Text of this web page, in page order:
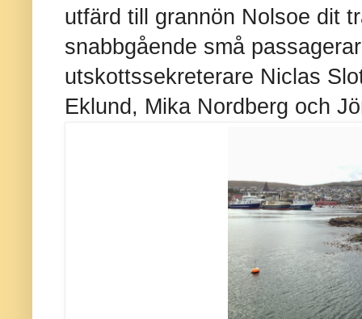
utfärd till grannön Nolsoe dit
snabbgående små
utskottssekreterare Niclas
Eklund, Mika Nordberg och